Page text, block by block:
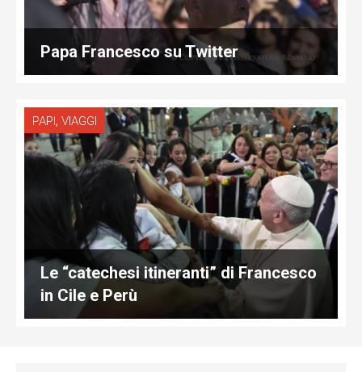
Papa Francesco su Twitter
PAPI, VIAGGI
Le “catechesi itineranti” di Francesco
in Cile e Perù